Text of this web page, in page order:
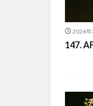
2026年
147.